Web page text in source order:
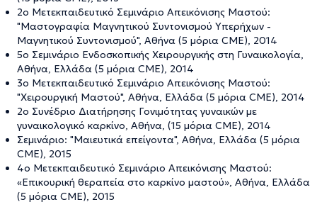
2ο Μετεκπαιδευτικό Σεμινάριο Απεικόνισης Μαστού:
"Μαστογραφία Μαγνητικού Συντονισμού Υπερήχων -
Μαγνητικού Συντονισμού", Αθήνα (5 μόρια CME), 2014
5ο Σεμινάριο Ενδοσκοπικής Χειρουργικής στη Γυναικολογία,
Αθήνα, Ελλάδα (5 μόρια CME), 2014
3ο Μετεκπαιδευτικό Σεμινάριο Απεικόνισης Μαστού:
"Χειρουργική Μαστού", Αθήνα, Ελλάδα (5 μόρια CME), 2014
2ο Συνέδριο Διατήρησης Γονιμότητας γυναικών με
γυναικολογικό καρκίνο, Αθήνα, (15 μόρια CME), 2014
Σεμινάριο: "Μαιευτικά επείγοντα", Αθήνα, Ελλάδα (5 μόρια
CME), 2015
4ο Μετεκπαιδευτικό Σεμινάριο Απεικόνισης Μαστού:
«Επικουρική θεραπεία στο καρκίνο μαστού», Αθήνα, Ελλάδα
(5 μόρια CME), 2015